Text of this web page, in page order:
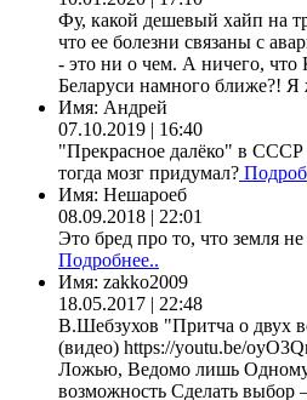
Фу, какой дешевый хайп на
что ее болезни связаны с
- это ни о чем. А ничего, что
Беларуси намного ближе?! Я
Имя: Андрей
07.10.2019 | 16:40
"Прекрасное далёко" в СССР
тогда мозг придумал?
Имя: Нешароеб
08.09.2018 | 22:01
Это бред про то, что земля
Подробнее..
Имя: zakko2009
18.05.2017 | 22:48
В.Шебзухов "Притча о двух
(видео) https://youtu.be/
Ложью, Ведомо лишь
возможность Сделать выбор